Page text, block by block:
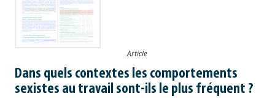
Article
Dans quels contextes les comportements
sexistes au travail sont-ils le plus fréquent ?